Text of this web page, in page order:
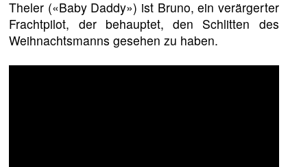
Theler («Baby Daddy») ist Bruno, ein verärgerter
Frachtpilot, der behauptet, den Schlitten des
Weihnachtsmanns gesehen zu haben.